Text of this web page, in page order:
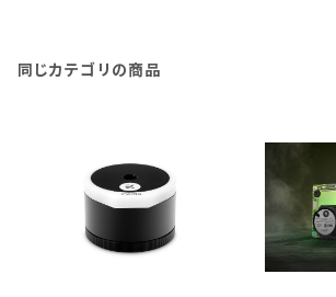
同じカテゴリの商品